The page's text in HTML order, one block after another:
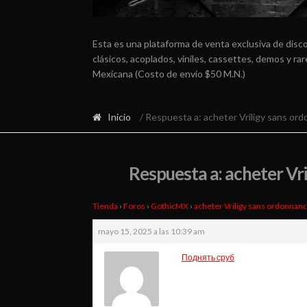
Esta es una plataforma de venta exclusiva de
clásicos, acoplados, viniles, cassettes, demos y
Mexicana (Costo de envío $50 M.N.)
Inicio / Respuesta a: acheter Vriligy sans
Respuesta a: acheter
Tienda › Foros › GothicMX › acheter Vriligy sans
mayo 15, 2025 a las 10:39 am
Поднять сруб